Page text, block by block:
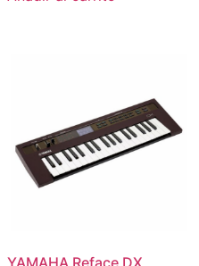
YAMAHA Reface DX